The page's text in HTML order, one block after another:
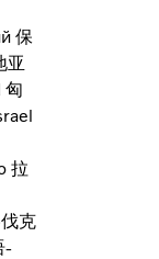
保
亚
匈
拉
克
-